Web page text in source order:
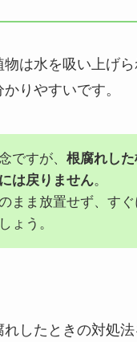
は水を吸い上げ
りやすいです。
ですが、 根腐れした
は戻りません。
まま放置せず、す
ょう。
れしたときの対処